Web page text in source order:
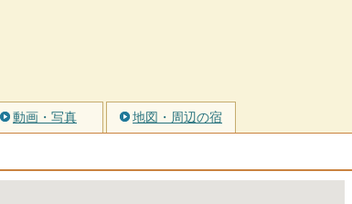
動画・写真 地図・周辺の宿